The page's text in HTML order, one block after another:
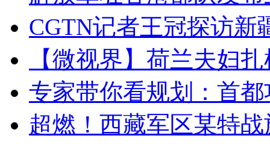
CGTN记者王冠探访新
【微视界】荷兰夫妇
专家带你看规划：首
超燃！西藏军区某特